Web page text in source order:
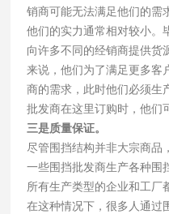
销商可能无法满足他们的需
他们的实力通常相对较小。
向许多不同的经销商提供货
来说，他们为了满足更多客
商的需求，此时他们必须生
批发商在这里订购时，他们
三是质量保证。
尽管围挡结构并非大宗商品
一些围挡批发商生产各种围
所有生产类型的企业和工厂
在这种情况下，很多人通过